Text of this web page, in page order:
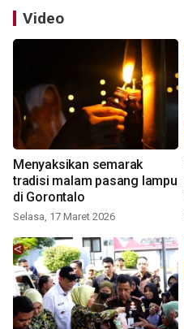
Video
Menyaksikan semarak
tradisi malam pasang lampu
di Gorontalo
Selasa, 17 Maret 2026